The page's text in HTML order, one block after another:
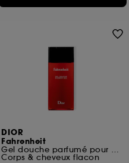
DIOR
Fahrenheit
Gel douche parfumé pour homme
Corps & cheveux flacon